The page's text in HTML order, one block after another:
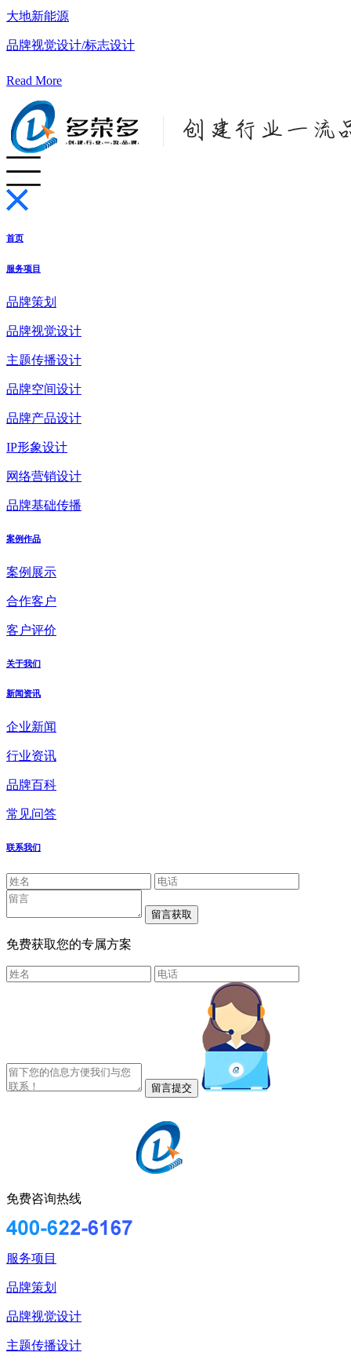
大地新能源
品牌视觉设计/标志设计
Read More
首页
服务项目
品牌策划
品牌视觉设计
主题传播设计
品牌空间设计
品牌产品设计
IP形象设计
网络营销设计
品牌基础传播
案例作品
案例展示
合作客户
客户评价
关于我们
新闻资讯
企业新闻
行业资讯
品牌百科
常见问答
联系我们
免费获取您的专属方案
免费咨询热线
服务项目
品牌策划
品牌视觉设计
主题传播设计